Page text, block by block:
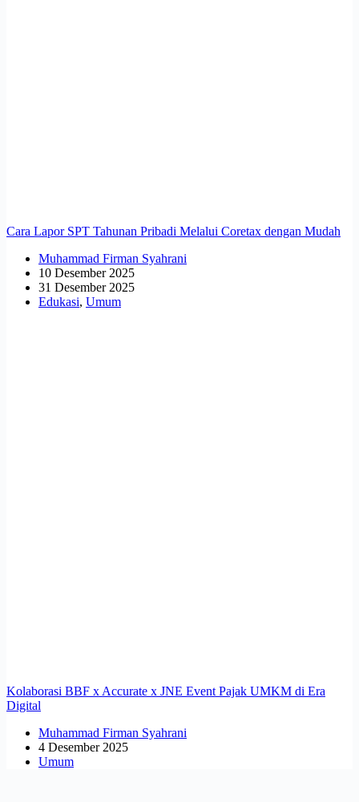
Cara Lapor SPT Tahunan Pribadi Melalui Coretax dengan Mudah
Muhammad Firman Syahrani
10 Desember 2025
31 Desember 2025
Edukasi, Umum
Kolaborasi BBF x Accurate x JNE Event Pajak UMKM di Era
Digital
Muhammad Firman Syahrani
4 Desember 2025
Umum